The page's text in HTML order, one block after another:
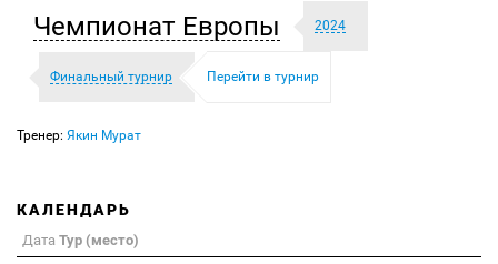
Чемпионат Европы 2024
Финальный турнир Перейти в турнир
Тренер: Якин Мурат
КАЛЕНДАРЬ
Дата Тур (место)